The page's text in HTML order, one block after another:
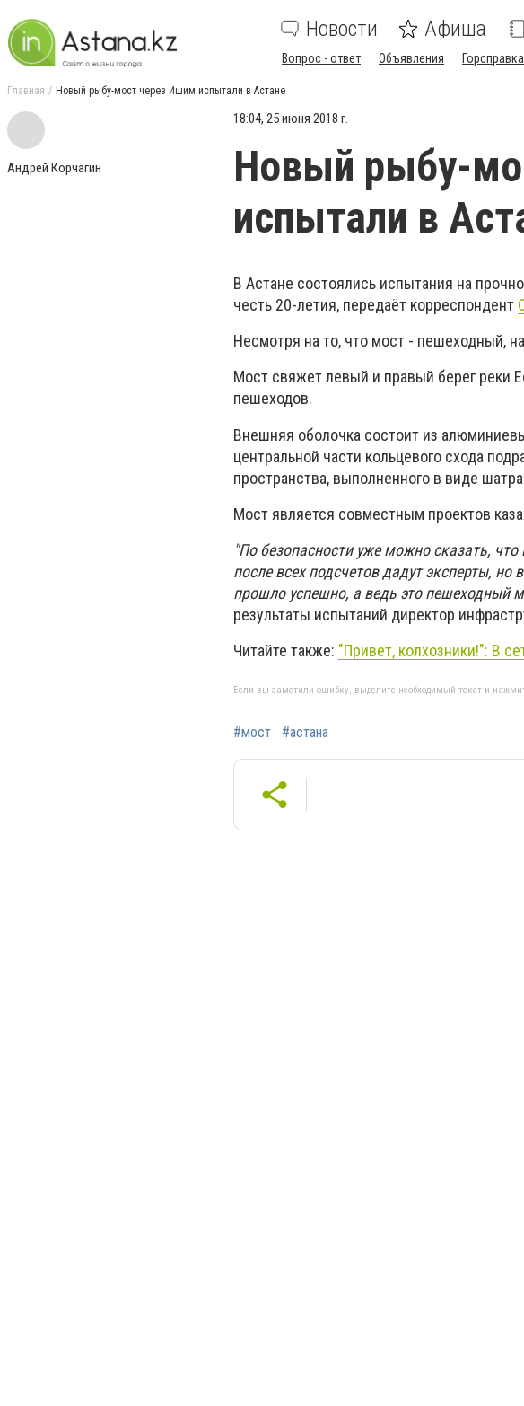
Новости Афиша
Вопрос - ответ Объявления Горсправка
Главная Новый рыбу-мост через Ишим испытали в Астане
Андрей Корчагин
18:04, 25 июня 2018 г.
Новый рыбу-
испытали в
В Астане состоялись испытания на
честь 20-летия, передаёт корреспондент
Несмотря на то, что мост - пешеходный,
Мост свяжет левый и правый берег реки
пешеходов.
Внешняя оболочка состоит из
центральной части кольцевого схода
пространства, выполненного в виде
Мост является совместным проектов
"По безопасности уже можно сказать,
после всех подсчетов дадут эксперты,
прошло успешно, а ведь это пешеходный
результаты испытаний директор
Читайте также: "Привет, колхозники!": В
Если вы заметили ошибку, выделите необходимый текст и
#мост #астана